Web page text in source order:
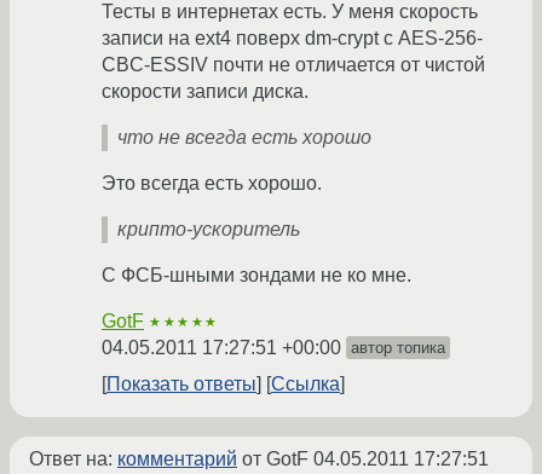
Тесты в интернетах есть. У меня скорость
записи на ext4 поверх dm-crypt с AES-256-
CBC-ESSIV почти не отличается от чистой
скорости записи диска.
что не всегда есть хорошо
Это всегда есть хорошо.
крипто-ускоритель
С ФСБ-шными зондами не ко мне.
GotF ★★★★★
04.05.2011 17:27:51 +00:00 автор топика
Показать ответы Ссылка
Ответ на: комментарий от GotF 04.05.2011 17:27:51